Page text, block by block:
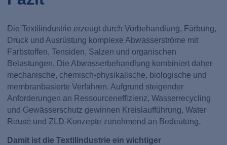
Die Textilindustrie erzeugt durch Vorbehandlung, Färbung,
Druck und Ausrüstung komplexe Abwasserströme mit
Farbstoffen, Tensiden, Salzen und organischen
Belastungen. Die Abwasserbehandlung kombiniert daher
mechanische, chemisch-physikalische, biologische und
membranbasierte Verfahren. Aufgrund steigender
Anforderungen an Ressourceneffizienz, Wasserrecycling
und Gewässerschutz gewinnen Kreislaufführung, Water
Reuse und ZLD-Konzepte zunehmend an Bedeutung.
Damit ist die Textilindustrie ein wichtiger